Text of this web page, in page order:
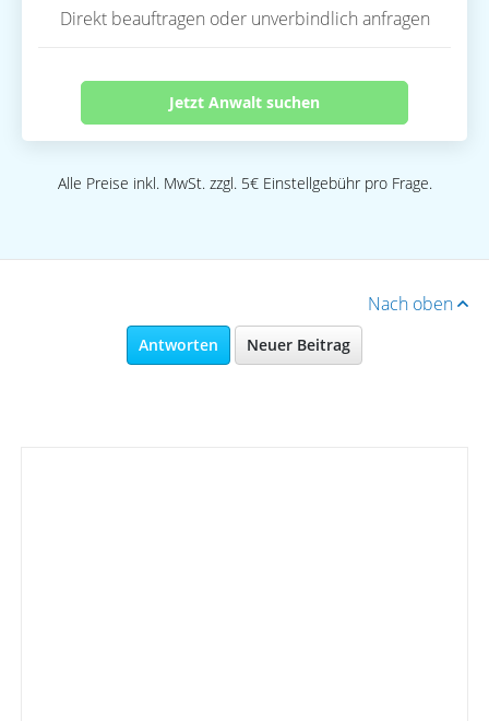
Direkt beauftragen oder unverbindlich anfragen
Jetzt Anwalt suchen
Alle Preise inkl. MwSt. zzgl. 5€ Einstellgebühr pro Frage.
Nach oben
Antworten Neuer Beitrag